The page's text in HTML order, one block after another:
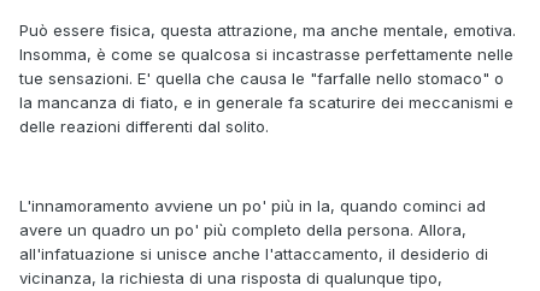
Può essere fisica, questa attrazione, ma anche mentale, emotiva.
Insomma, è come se qualcosa si incastrasse perfettamente nelle
tue sensazioni. E' quella che causa le "farfalle nello stomaco" o
la mancanza di fiato, e in generale fa scaturire dei meccanismi e
delle reazioni differenti dal solito.
L'innamoramento avviene un po' più in la, quando cominci ad
avere un quadro un po' più completo della persona. Allora,
all'infatuazione si unisce anche l'attaccamento, il desiderio di
vicinanza, la richiesta di una risposta di qualunque tipo,